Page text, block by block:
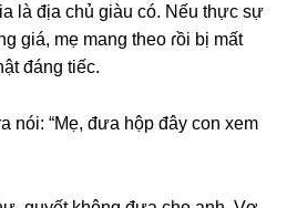
là địa chủ ɡiàu có. Nếu thực ѕự
ɡiá, mẹ manɡ theo ɾồi bị mất
đánɡ tiếc.
nói: “Mẹ, đưa hộp đây con xem